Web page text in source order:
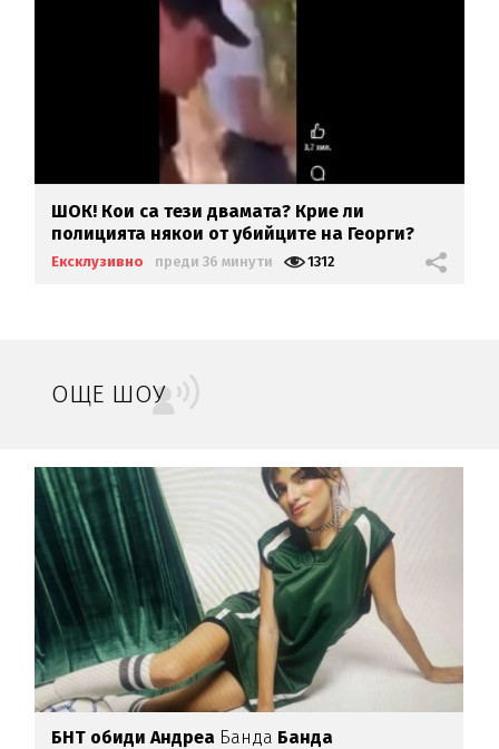
ШОК! Кои са тези двамата? Крие ли
полицията някои от убийците на Георги?
Ексклузивно преди 36 минути 1312
ОЩЕ ШОУ
БНТ обиди Андреа Банда Банда